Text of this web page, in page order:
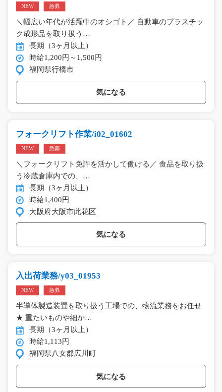
NEW 急募
＼幅広い年代が活躍中のオシゴト／ 自動車のプラスチッ
ク成形品を取り扱う…
長期（3ヶ月以上）
時給1,200円～1,500円
福岡県行橋市
気になる
フォークリフト作業/i02_01602
NEW 急募
＼フォークリフト免許を活かして働ける／ 食品を取り扱
う冷蔵倉庫内での、…
長期（3ヶ月以上）
時給1,400円
大阪府大阪市此花区
気になる
入出荷業務/y03_01953
NEW 急募
半導体製造装置を取り扱う工場での、物流業務をお任せ
★ 重たいものや細か…
長期（3ヶ月以上）
時給1,113円
福岡県八女郡広川町
気になる